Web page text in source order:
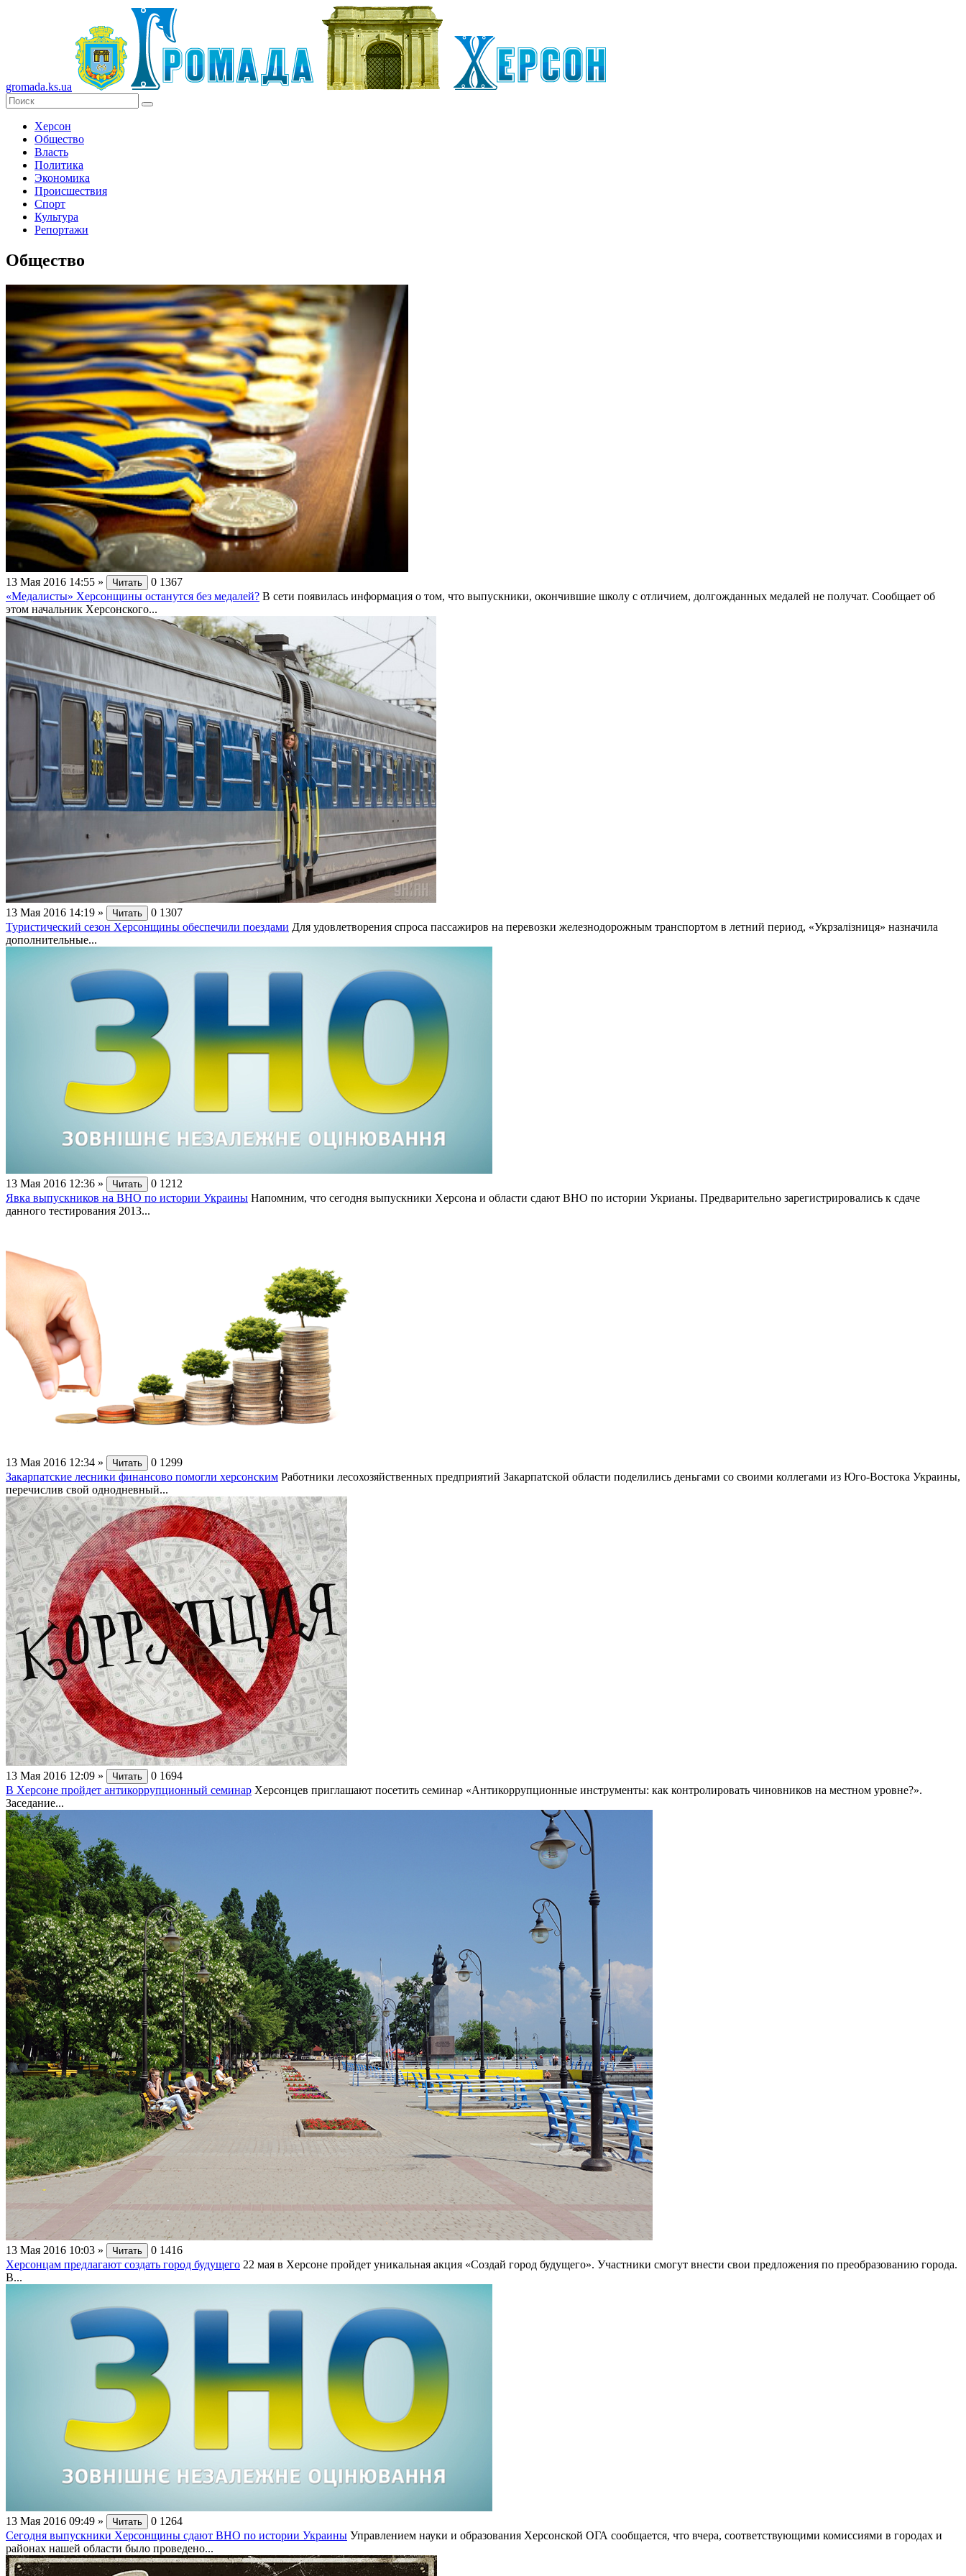
gromada.ks.ua
Херсон
Общество
Власть
Политика
Экономика
Происшествия
Спорт
Культура
Репортажи
Общество
13 Мая 2016 14:55 » Читать 0 1367
«Медалисты» Херсонщины останутся без медалей? В сети появилась информация о том, что выпускники, окончившие школу с отличием, долгожданных медалей не получат. Сообщает об
этом начальник Херсонского...
13 Мая 2016 14:19 » Читать 0 1307
Туристический сезон Херсонщины обеспечили поездами Для удовлетворения спроса пассажиров на перевозки железнодорожным транспортом в летний период, «Укрзалізниця» назначила
дополнительные...
13 Мая 2016 12:36 » Читать 0 1212
Явка выпускников на ВНО по истории Украины Напомним, что сегодня выпускники Херсона и области сдают ВНО по истории Укрианы. Предварительно зарегистрировались к сдаче
данного тестирования 2013...
13 Мая 2016 12:34 » Читать 0 1299
Закарпатские лесники финансово помогли херсонским Работники лесохозяйственных предприятий Закарпатской области поделились деньгами со своими коллегами из Юго-Востока Украины,
перечислив свой однодневный...
13 Мая 2016 12:09 » Читать 0 1694
В Херсоне пройдет антикоррупционный семинар Херсонцев приглашают посетить семинар «Антикоррупционные инструменты: как контролировать чиновников на местном уровне?».
Заседание...
13 Мая 2016 10:03 » Читать 0 1416
Херсонцам предлагают создать город будущего 22 мая в Херсоне пройдет уникальная акция «Создай город будущего». Участники смогут внести свои предложения по преобразованию города.
В...
13 Мая 2016 09:49 » Читать 0 1264
Сегодня выпускники Херсонщины сдают ВНО по истории Украины Управлением науки и образования Херсонской ОГА сообщается, что вчера, соответствующими комиссиями в городах и
районах нашей области было проведено...